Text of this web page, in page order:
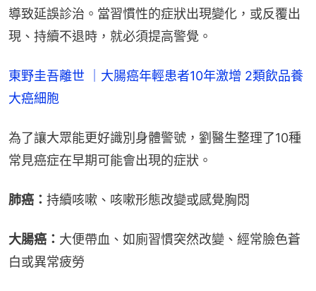
導致延誤診治。當習慣性的症狀出現變化，或反覆出
現、持續不退時，就必須提高警覺。
東野圭吾離世 ｜大腸癌年輕患者10年激增 2類飲品養
大癌細胞
為了讓大眾能更好識別身體警號，劉醫生整理了10種
常見癌症在早期可能會出現的症狀。
肺癌： 持續咳嗽、咳嗽形態改變或感覺胸悶
大腸癌： 大便帶血、如廁習慣突然改變、經常臉色蒼
白或異常疲勞